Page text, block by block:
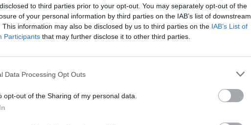
to third parties prior to your opt-out. You may separately opt-out of the
of your personal information by third parties on the IAB’s list of downstream
This information may also be disclosed by us to third parties on the IAB’s List of
Participants that may further disclose it to other third parties.
Data Processing Opt Outs
opt-out of the Sharing of my personal data.
emesso
la
ha
servizi e
Capitale».